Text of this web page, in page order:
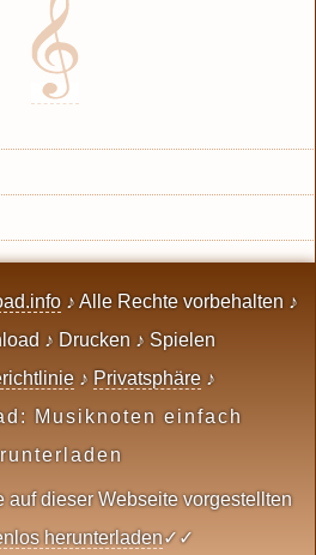
♪ Alle Rechte vorbehalten ♪
♪ Drucken ♪ Spielen
♪ Privatsphäre ♪
Musiknoten einfach
auf dieser Webseite vorgestellten
herunterladen✓✓